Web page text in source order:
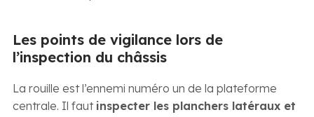
Les points de vigilance lors de
l’inspection du châssis
La rouille est l’ennemi numéro un de la plateforme
centrale. Il faut inspecter les planchers latéraux et